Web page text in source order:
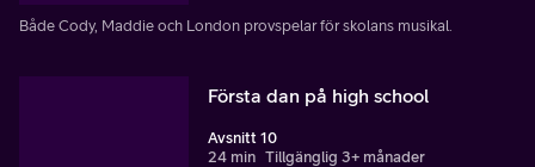
Både Cody, Maddie och London provspelar för skolans musikal.
Första dan på high school
Avsnitt 10
24 min Tillgänglig 3+ månader